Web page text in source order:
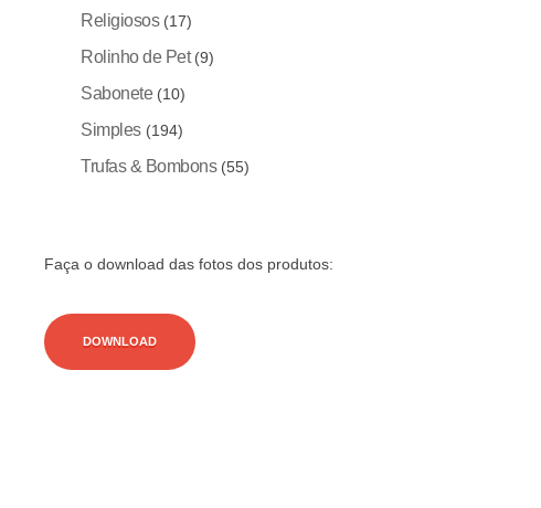
Religiosos (17)
Rolinho de Pet (9)
Sabonete (10)
Simples (194)
Trufas & Bombons (55)
Faça o download das fotos dos produtos:
DOWNLOAD